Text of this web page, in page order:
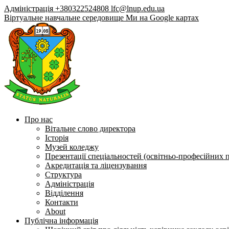
Адміністрація +380322524808 lfc@lnup.edu.ua
Віртуальне навчальне середовище Ми на Google картах
Про нас
Вітальне слово директора
Історія
Музей коледжу
Презентації спеціальностей (освітньо-професійних
Акредитація та ліцензування
Структура
Адміністрація
Відділення
Контакти
About
Публічна інформація